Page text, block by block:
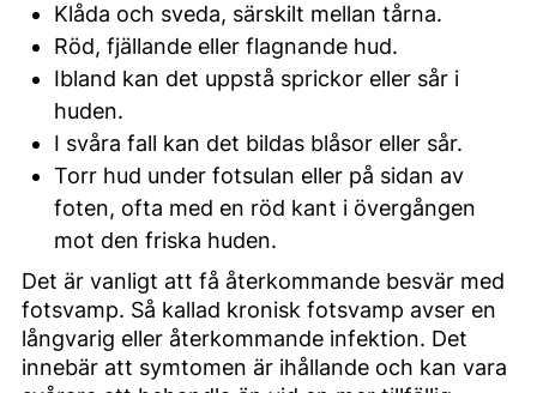
Klåda och sveda, särskilt mellan tårna.
Röd, fjällande eller flagnande hud.
Ibland kan det uppstå sprickor eller sår i
huden.
I svåra fall kan det bildas blåsor eller sår.
Torr hud under fotsulan eller på sidan av
foten, ofta med en röd kant i övergången
mot den friska huden.
Det är vanligt att få återkommande besvär med
fotsvamp. Så kallad kronisk fotsvamp avser en
långvarig eller återkommande infektion. Det
innebär att symtomen är ihållande och kan vara